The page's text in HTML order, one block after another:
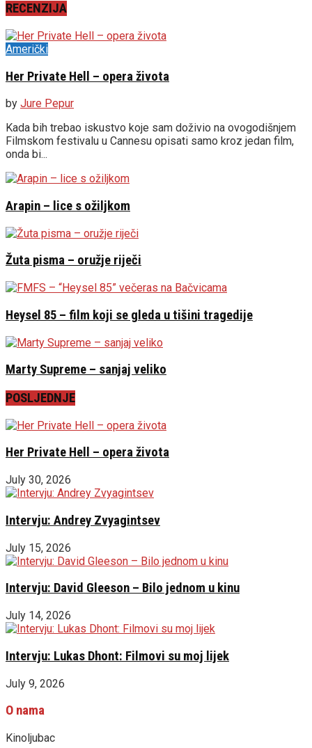
RECENZIJA
Američki
Her Private Hell – opera života
by Jure Pepur
Kada bih trebao iskustvo koje sam doživio na ovogodišnjem
Filmskom festivalu u Cannesu opisati samo kroz jedan film,
onda bi...
Arapin – lice s ožiljkom
Žuta pisma – oružje riječi
Heysel 85 – film koji se gleda u tišini tragedije
Marty Supreme – sanjaj veliko
POSLJEDNJE
Her Private Hell – opera života
July 30, 2026
Intervju: Andrey Zvyagintsev
July 15, 2026
Intervju: David Gleeson – Bilo jednom u kinu
July 14, 2026
Intervju: Lukas Dhont: Filmovi su moj lijek
July 9, 2026
O nama
Kinoljubac